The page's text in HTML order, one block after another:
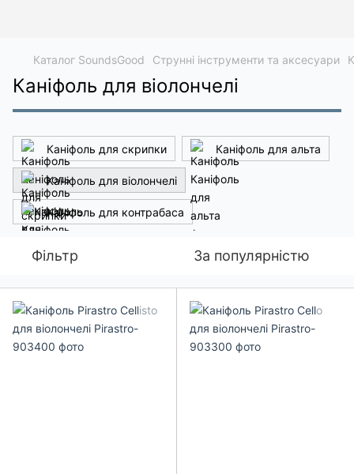
Каталог SoundsGood Струнні інструменти та аксесуари
Каніфоль для віолончелі
Каніфоль для скрипки Каніфоль для альта
Каніфоль для віолончелі
Каніфоль для контрабаса
Фільтр За популярністю